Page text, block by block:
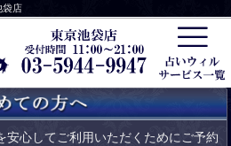
袋店
安心してご利用いただくためにご予約